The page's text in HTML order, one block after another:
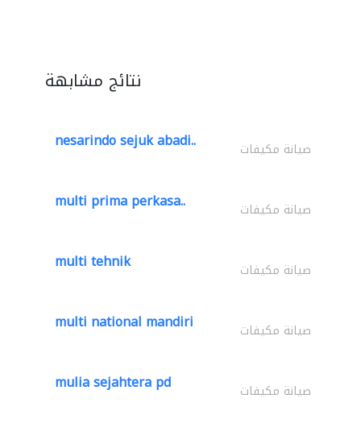
نتائج مشابهة
nesarindo sejuk abadi.. صيانة مكيفات
multi prima perkasa.. صيانة مكيفات
multi tehnik صيانة مكيفات
multi national mandiri صيانة مكيفات
mulia sejahtera pd صيانة مكيفات